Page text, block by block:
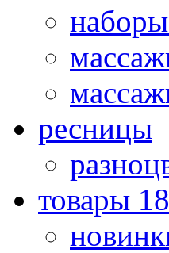
ресницы
товары